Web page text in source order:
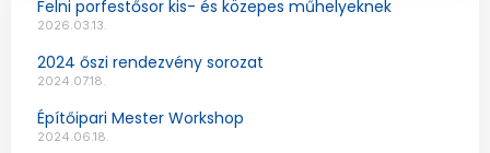
Felni porfestősor kis- és közepes műhelyeknek
2026.03.13.
2024 őszi rendezvény sorozat
2024.07.18.
Építőipari Mester Workshop
2024.06.18.